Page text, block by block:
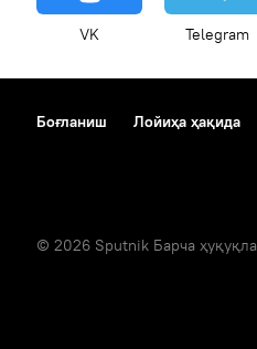
VK Telegram
Боғланиш Лойиҳа ҳақида
© 2026 Sputnik Барча